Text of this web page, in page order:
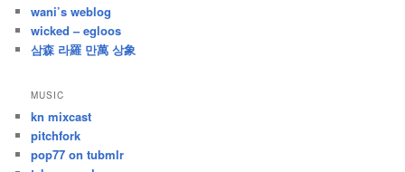
wani’s weblog
wicked – egloos
삼森 라羅 만萬 상象
MUSIC
kn mixcast
pitchfork
pop77 on tubmlr